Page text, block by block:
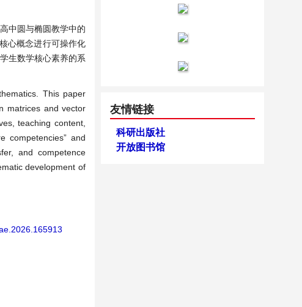
中圆与椭圆教学中的
心概念进行可操作化
生数学核心素养的系
This paper
matrices and vector
teaching content,
competencies” and
and competence
development of
友情链接
科研出版社
开放图书馆